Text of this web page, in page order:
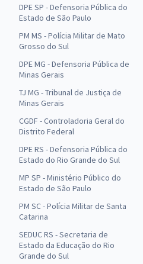
DPE SP - Defensoria Pública do
Estado de São Paulo
PM MS - Polícia Militar de Mato
Grosso do Sul
DPE MG - Defensoria Pública de
Minas Gerais
TJ MG - Tribunal de Justiça de
Minas Gerais
CGDF - Controladoria Geral do
Distrito Federal
DPE RS - Defensoria Pública do
Estado do Rio Grande do Sul
MP SP - Ministério Público do
Estado de São Paulo
PM SC - Polícia Militar de Santa
Catarina
SEDUC RS - Secretaria de
Estado da Educação do Rio
Grande do Sul